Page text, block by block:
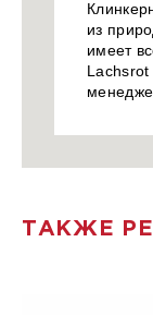
из
имеет
Lachsrot
ТАКЖЕ